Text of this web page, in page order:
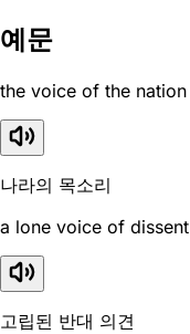
예문
the voice of the nation
나라의 목소리
a lone voice of dissent
고립된 반대 의견